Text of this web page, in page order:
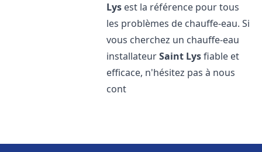
Lys est la référence pour tous
les problèmes de chauffe-eau. Si
vous cherchez un chauffe-eau
installateurSaint Lysfiable et
efficace, n'hésitez pas à nous
cont